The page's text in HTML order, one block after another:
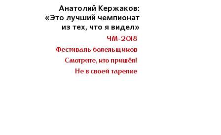
Анатолий Кержаков:
«Это лучший чемпионат
из тех, что я видел»
ЧМ-2018
Фестиваль болельщиков
Смотрите, кто пришёл!
Не в своей тарелке